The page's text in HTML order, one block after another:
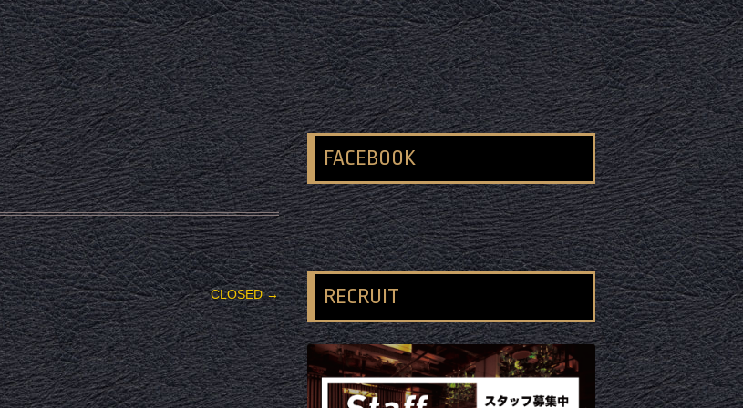
CLOSED→
FACEBOOK
RECRUIT